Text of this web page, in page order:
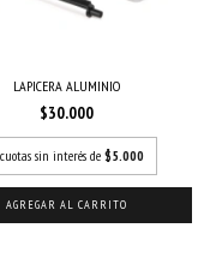
LAPICERA ALUMINIO
$30.000
cuotas sin interés de $5.000